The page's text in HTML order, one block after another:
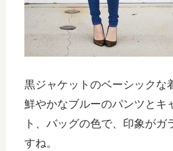
黒ジャケットのベーシックな
鮮やかなブルーのパンツとキ
ト、バッグの色で、印象がガ
すね。